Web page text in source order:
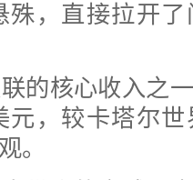
殊，直接拉开
核心收入之一
元，较卡塔尔
。